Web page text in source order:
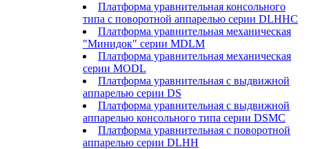
Платформа уравнительная консольного
типа с поворотной аппарелью серии DLHHC
Платформа уравнительная механическая
"Минидок" серии MDLM
Платформа уравнительная механическая
серии MODL
Платформа уравнительная с выдвижной
аппарелью серии DS
Платформа уравнительная с выдвижной
аппарелью консольного типа серии DSMC
Платформа уравнительная с поворотной
аппарелью серии DLHH